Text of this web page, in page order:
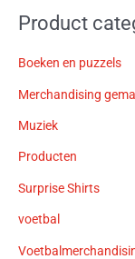
Product
Boeken en puzzels
Merchandising
Muziek
Producten
Surprise Shirts
voetbal